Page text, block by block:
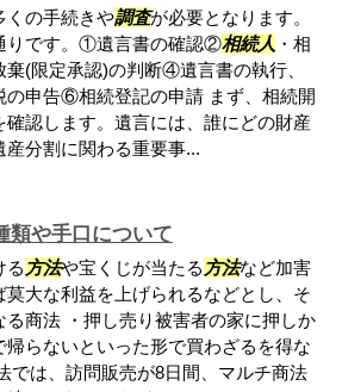
くの手続きや調査が必要となります。
りです。①遺言書の確認②相続人 ・相
(限定承認)の判断④遺言書の執行、
申告⑥相続登記の申請 まず、相続開
認します。遺言には、誰にどの財産
産分割に関わる重要事...
類や手口について
る 方法や宝くじが当たる 方法など加害
大な利益を上げられるなどとし、そ
商法 ・押し売り被害者の家に押しか
帰らないといった形で買わざるを得な
では、訪問販売が8日間、マルチ商法